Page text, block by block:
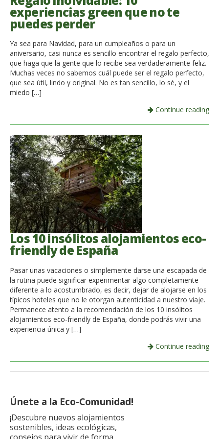
experiencias green que no te
puedes perder
Ya sea para Navidad, para un cumpleaños o para un
aniversario, casi nunca es sencillo encontrar el regalo perfecto,
que haga que la gente que lo recibe sea verdaderamente feliz.
Muchas veces no sabemos cuál puede ser el regalo perfecto,
que sea útil, lindo y original. No es tan sencillo, lo sé, y el
miedo […]
Continue reading
Los 10 insólitos alojamientos eco-
friendly de España
Pasar unas vacaciones o simplemente darse una escapada de
la rutina puede significar experimentar algo completamente
diferente a lo acostumbrado, es decir, dejar de alojarse en los
típicos hoteles que no le otorgan autenticidad a nuestro viaje.
Permanece atento a la recomendación de los 10 insólitos
alojamientos eco-friendly de España, donde podrás vivir una
experiencia única y […]
Continue reading
Únete a la Eco-Comunidad!
¡Descubre nuevos alojamientos
sostenibles, ideas ecológicas,